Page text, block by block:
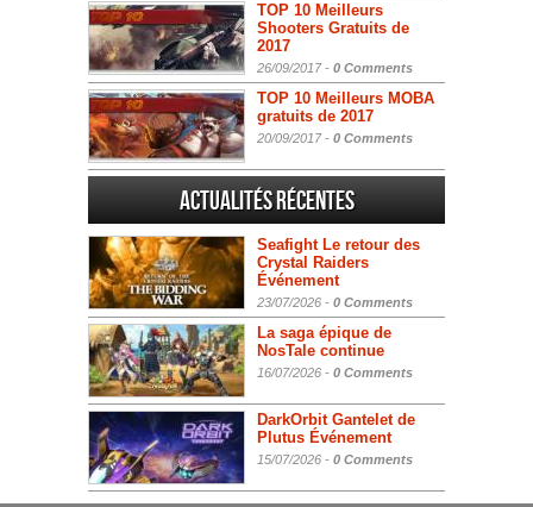
TOP 10 Meilleurs
Shooters Gratuits de
2017
26/09/2017 - 0 Comments
TOP 10 Meilleurs MOBA
gratuits de 2017
20/09/2017 - 0 Comments
Actualités Récentes
Seafight Le retour des
Crystal Raiders
Événement
23/07/2026 - 0 Comments
La saga épique de
NosTale continue
16/07/2026 - 0 Comments
DarkOrbit Gantelet de
Plutus Événement
15/07/2026 - 0 Comments